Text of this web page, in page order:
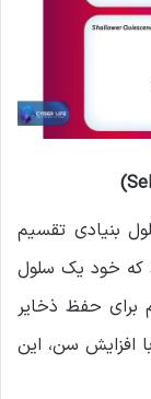
بنیادی تقسیم
که خود یک سلول
این مکانیسم برای حفظ ذخایر
افزایش سن، این